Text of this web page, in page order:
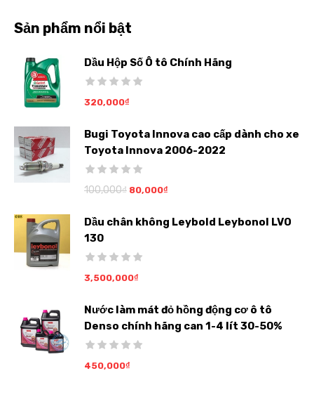
Sản phẩm nổi bật
Dầu Hộp Số Ô tô Chính Hãng
320,000₫
Bugi Toyota Innova cao cấp dành cho xe
Toyota Innova 2006-2022
100,000₫ 80,000₫
Dầu chân không Leybold Leybonol LVO
130
3,500,000₫
Nước làm mát đỏ hồng động cơ ô tô
Denso chính hãng can 1-4 lít 30-50%
450,000₫